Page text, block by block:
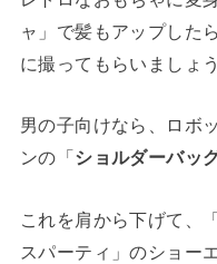
ャ」で髪もアップした
に撮ってもらいましょう
男の子向けなら、ロボ
ンの「 ショルダーバッ
これを肩から下げて、
スパーティ」のショー